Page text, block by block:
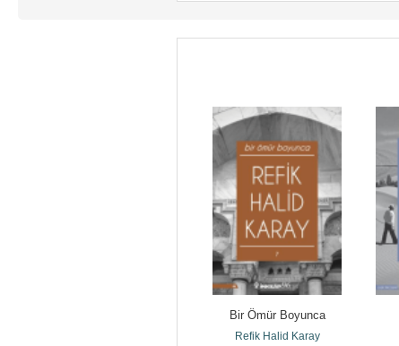
Bir Ömür Boyunca
Refik Halid Karay